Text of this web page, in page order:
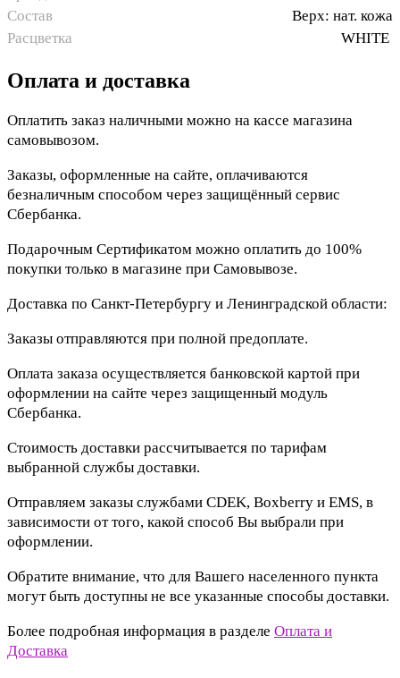
Состав
Верх: нат. кожа
Расцветка
WHITE
Оплата и доставка
Оплатить заказ наличными можно на кассе магазина
самовывозом.
Заказы, оформленные на сайте, оплачиваются
безналичным способом через защищённый сервис
Сбербанка.
Подарочным Сертификатом можно оплатить до 100%
покупки только в магазине при Самовывозе.
Доставка по Санкт-Петербургу и Ленинградской области:
Заказы отправляются при полной предоплате.
Оплата заказа осуществляется банковской картой при
оформлении на сайте через защищенный модуль
Сбербанка.
Стоимость доставки рассчитывается по тарифам
выбранной службы доставки.
Отправляем заказы службами CDEK, Boxberry и EMS, в
зависимости от того, какой способ Вы выбрали при
оформлении.
Обратите внимание, что для Вашего населенного пункта
могут быть доступны не все указанные способы доставки.
Более подробная информация в разделе Оплата и
Доставка